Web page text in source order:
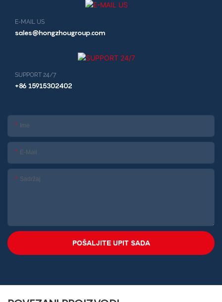
E-MAIL US
sales@hongzhougroup.com
SUPPORT 24/7
+86 15915302402
Ime
E-Mail
Sadržaj
POŠALJITE UPIT SADA